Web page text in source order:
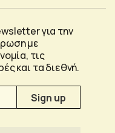
για την
με
τις
και τα διεθνή.